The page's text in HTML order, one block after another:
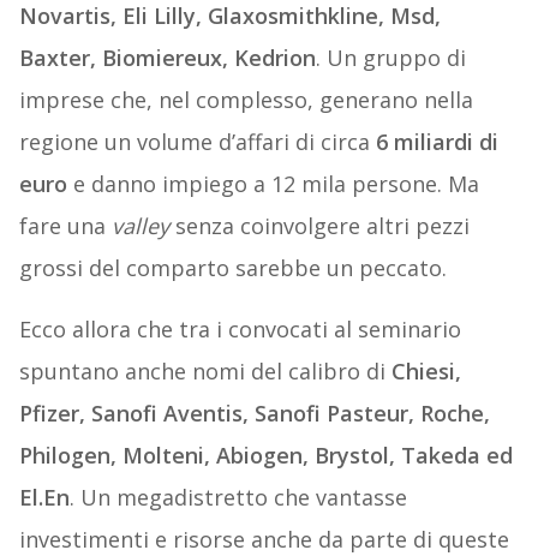
Novartis, Eli Lilly, Glaxosmithkline, Msd,
Baxter, Biomiereux, Kedrion. Un gruppo di
imprese che, nel complesso, generano nella
regione un volume d’affari di circa 6 miliardi di
euro e danno impiego a 12 mila persone. Ma
fare una valleysenza coinvolgere altri pezzi
grossi del comparto sarebbe un peccato.
Ecco allora che tra i convocati al seminario
spuntano anche nomi del calibro di Chiesi,
Pfizer, Sanofi Aventis, Sanofi Pasteur, Roche,
Philogen, Molteni, Abiogen, Brystol, Takeda ed
El.En. Un megadistretto che vantasse
investimenti e risorse anche da parte di queste